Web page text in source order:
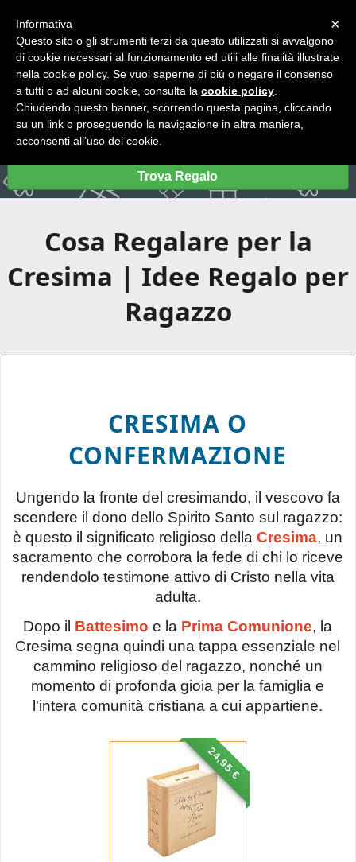
Trova Regalo
Cosa Regalare per la
Cresima | Idee Regalo per
Ragazzo
CRESIMA O
CONFERMAZIONE
Ungendo la fronte del cresimando, il vescovo fa
scendere il dono dello Spirito Santo sul ragazzo:
è questo il significato religioso dellaCresima, un
sacramento che corrobora la fede di chi lo riceve
rendendolo testimone attivo di Cristo nella vita
adulta.
Dopo il Battesimo e la Prima Comunione, la
Cresima segna quindi una tappa essenziale nel
cammino religioso del ragazzo, nonché un
momento di profonda gioia per la famiglia e
l'intera comunità cristiana a cui appartiene.
24,95 €
×
Informativa
Questo sito o gli strumenti terzi da questo utilizzati si avvalgono
di cookie necessari al funzionamento ed utili alle finalità illustrate
nella cookie policy. Se vuoi saperne di più o negare il consenso
a tutti o ad alcuni cookie, consulta la cookie policy
Chiudendo questo banner, scorrendo questa pagina, cliccando
su un link o proseguendo la navigazione in altra maniera,
acconsenti all’uso dei cookie.